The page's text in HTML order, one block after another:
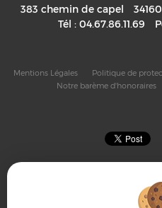
383 chemin de capel 34160
Tél : 04.67.86.11.69
Mentions Légales Politique de
Notre barème d'honoraires